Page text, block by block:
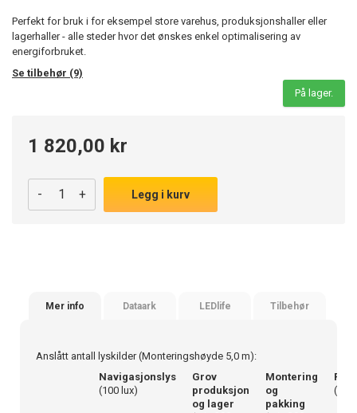
Perfekt for bruk i for eksempel store varehus, produksjonshaller eller
lagerhaller - alle steder hvor det ønskes enkel optimalisering av
energiforbruket.
Se tilbehør (9)
På lager.
1 820,00 kr
- + Legg i kurv
Mer info Dataark LEDlife Tilbehør
Anslått antall lyskilder (Monteringshøyde 5,0 m):
Navigasjonslys
(100 lux)
Grov
produksjon
og lager
Montering
og
pakking
(500